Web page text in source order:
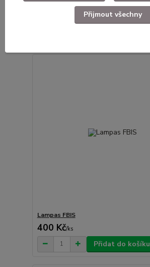
Nášivka čestná stráž ČSSR
Lampas FBIS
400 Kč/ks
Přidat do košíku
Přijmout všechny